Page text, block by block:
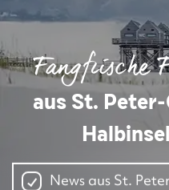
Fangfrische
aus St.
News aus St.